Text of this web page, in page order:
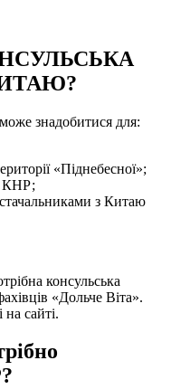
знадобитися для:
«Піднебесної»;
КНР;
з Китаю
консульська
«Дольче Віта».
сайті.